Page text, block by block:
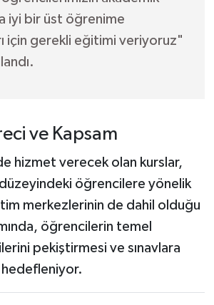
iyi bir üst öğrenime
için gerekli eğitimi veriyoruz"
ve Kapsam
hizmet verecek olan kurslar,
öğrencilere yönelik
merkezlerinin de dahil olduğu
öğrencilerin temel
pekiştirmesi ve sınavlara
hedefleniyor.